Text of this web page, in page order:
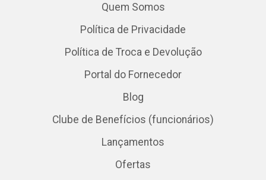
Quem Somos
Política de Privacidade
Política de Troca e Devolução
Portal do Fornecedor
Blog
Clube de Benefícios (funcionários)
Lançamentos
Ofertas